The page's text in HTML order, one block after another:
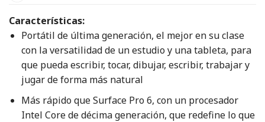
Características:
Portátil de última generación, el mejor en su clase
con la versatilidad de un estudio y una tableta, para
que pueda escribir, tocar, dibujar, escribir, trabajar y
jugar de forma más natural
Más rápido que Surface Pro 6, con un procesador
Intel Core de décima generación, que redefine lo que